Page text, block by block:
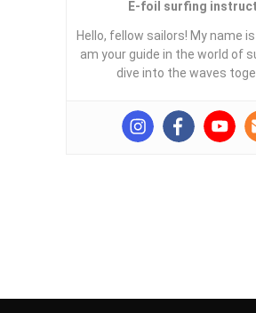
E-foil surfing
Hello, fellow sailors! My name is
am your guide in the world of
dive into the waves